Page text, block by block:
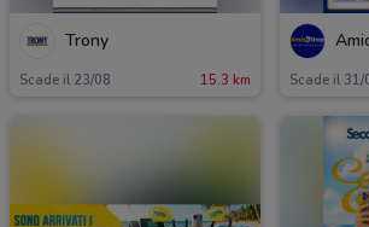
Trony
Scade il 23/08 15.3 km Scade il 31/